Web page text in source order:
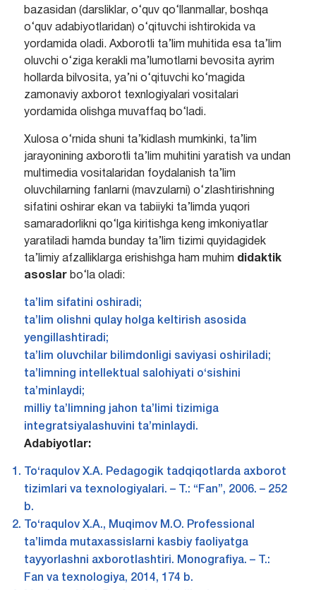
bazasidan (darsliklar, o‘quv qo‘llanmallar, boshqa
o‘quv adabiyotlaridan) o‘qituvchi ishtirokida va
yordamida oladi. Axborotli ta’lim muhitida esa ta’lim
oluvchi o‘ziga kerakli ma’lumotlarni bevosita ayrim
hollarda bilvosita, ya’ni o‘qituvchi ko‘magida
zamonaviy axborot texnlogiyalari vositalari
yordamida olishga muvaffaq bo‘ladi.
Xulosa o‘rnida shuni ta’kidlash mumkinki, ta’lim
jarayonining axborotli ta’lim muhitini yaratish va undan
multimedia vositalaridan foydalanish ta’lim
oluvchilarning fanlarni (mavzularni) o‘zlashtirishning
sifatini oshirar ekan va tabiiyki ta’limda yuqori
samaradorlikni qo‘lga kiritishga keng imkoniyatlar
yaratiladi hamda bunday ta’lim tizimi quyidagidek
ta’limiy afzalliklarga erishishga ham muhim didaktik
asoslarbo‘la oladi:
ta’lim sifatini oshiradi;
ta’lim olishni qulay holga keltirish asosida
yengillashtiradi;
ta’lim oluvchilar bilimdonligi saviyasi oshiriladi;
ta’limning intellektual salohiyati o‘sishini
ta’minlaydi;
milliy ta’limning jahon ta’limi tizimiga
integratsiyalashuvini ta’minlaydi.
Adabiyotlar:
To‘raqulov X.A. Pedagogik tadqiqotlarda axborot
tizimlari va texnologiyalari. – T.: “Fan”, 2006. – 252
b.
To‘raqulov X.A., Muqimov M.O. Professional
ta’limda mutaxassislarni kasbiy faoliyatga
tayyorlashni axborotlashtiri. Monografiya. – T.:
Fan va texnologiya, 2014, 174 b.